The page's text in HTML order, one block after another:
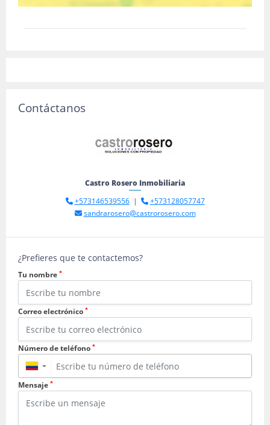
Contáctanos
Castro Rosero Inmobiliaria
+573146539556|
+573128057747
sandrarosero@castrorosero.com
¿Prefieres que te contactemos?
Tu nombre *
Correo electrónico *
Número de teléfono *
▼
Mensaje *